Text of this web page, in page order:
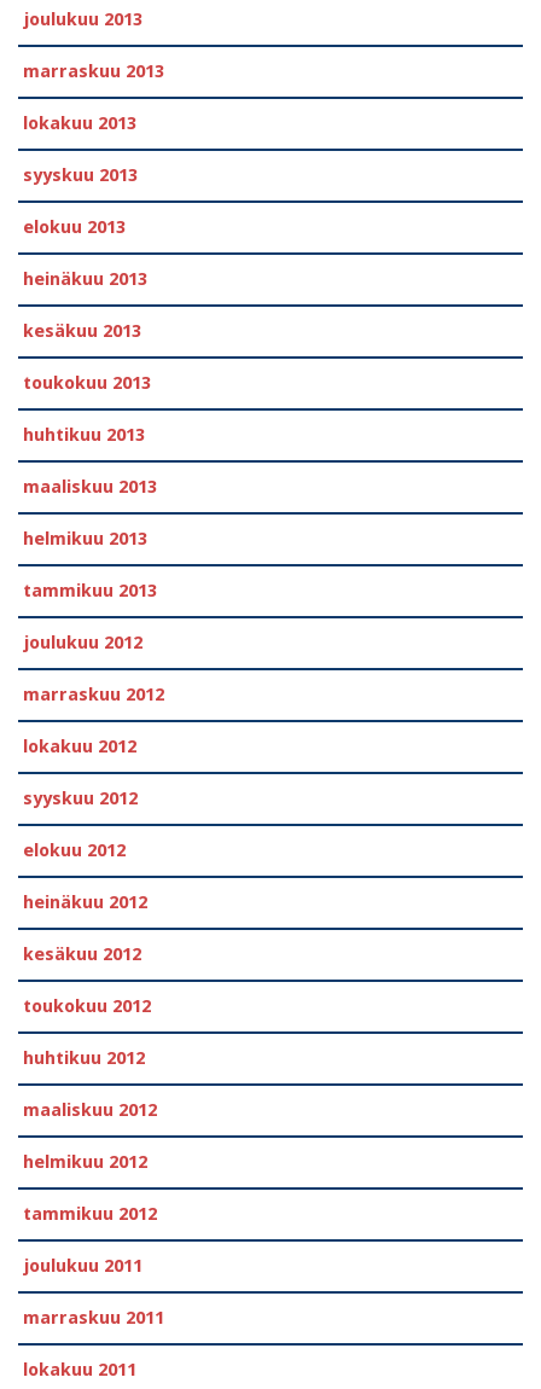
joulukuu 2013
marraskuu 2013
lokakuu 2013
syyskuu 2013
elokuu 2013
heinäkuu 2013
kesäkuu 2013
toukokuu 2013
huhtikuu 2013
maaliskuu 2013
helmikuu 2013
tammikuu 2013
joulukuu 2012
marraskuu 2012
lokakuu 2012
syyskuu 2012
elokuu 2012
heinäkuu 2012
kesäkuu 2012
toukokuu 2012
huhtikuu 2012
maaliskuu 2012
helmikuu 2012
tammikuu 2012
joulukuu 2011
marraskuu 2011
lokakuu 2011